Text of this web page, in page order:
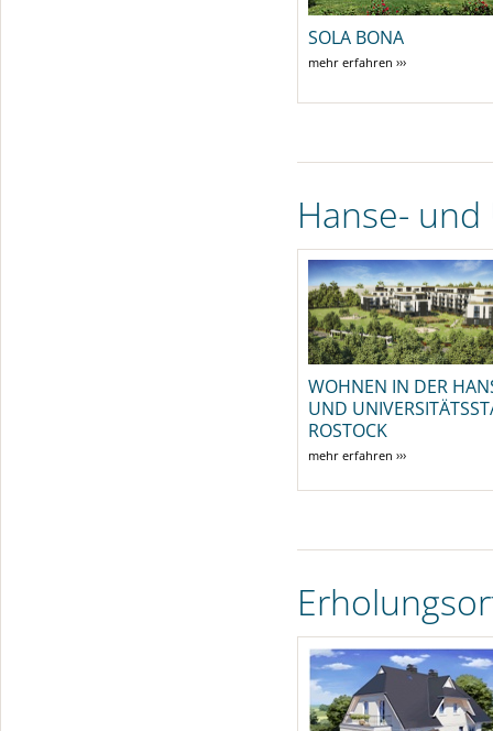
SOLA BONA
mehr erfahren ›››
Hanse-
WOHNEN IN DER
UND
ROSTOCK
mehr erfahren ›››